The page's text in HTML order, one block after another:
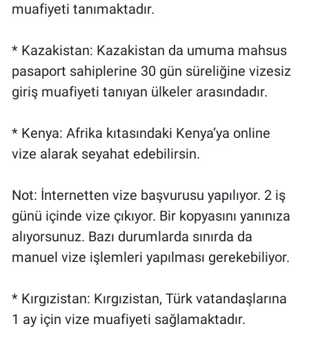
muafiyeti tanımaktadır.
* Kazakistan: Kazakistan da umuma mahsus
pasaport sahiplerine 30 gün süreliğine vizesiz
giriş muafiyeti tanıyan ülkeler arasındadır.
* Kenya: Afrika kıtasındaki Kenya’ya online
vize alarak seyahat edebilirsin.
Not: İnternetten vize başvurusu yapılıyor. 2 iş
günü içinde vize çıkıyor. Bir kopyasını yanınıza
alıyorsunuz. Bazı durumlarda sınırda da
manuel vize işlemleri yapılması gerekebiliyor.
* Kırgızistan: Kırgızistan, Türk vatandaşlarına
1 ay için vize muafiyeti sağlamaktadır.